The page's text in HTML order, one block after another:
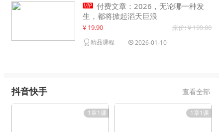
 付费文章：2026，无论哪一种发
生，都将掀起滔天巨浪
¥ 19.90 原价: ¥ 199.00
精品课程 2026-01-10
抖音快手 查看全部
1章1课 1章1课